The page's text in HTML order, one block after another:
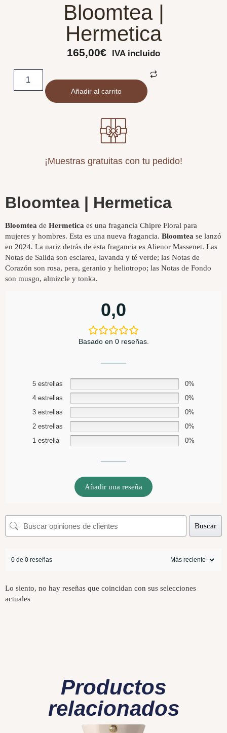
Bloomtea |
Hermetica
165,00€ IVA incluido
Añadir al carrito
¡Muestras gratuitas con tu pedido!
Bloomtea | Hermetica
Bloomtea de Hermetica es una fragancia Chipre Floral para
mujeres y hombres. Esta es una nueva fragancia. Bloomtea se lanzó
en 2024. La nariz detrás de esta fragancia es Alienor Massenet. Las
Notas de Salida son esclarea, lavanda y té verde; las Notas de
Corazón son rosa, pera, geranio y heliotropo; las Notas de Fondo
son musgo, almizcle y tonka.
0,0
Basado en 0 reseñas.
5 estrellas
0%
4 estrellas
0%
3 estrellas
0%
2 estrellas
0%
1 estrella
0%
Añadir una reseña
Buscar
0 de 0 reseñas
Lo siento, no hay reseñas que coincidan con sus selecciones
actuales
Productos
relacionados